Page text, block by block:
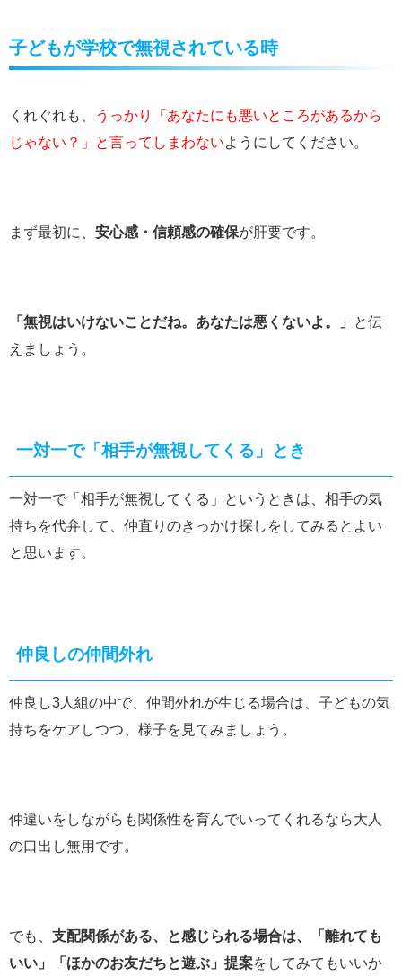
子どもが学校で無視されている時
くれぐれも、
うっかり「あなたにも悪いところがあるから
じゃない？」と言ってしまわないようにしてください。
まず最初に、 安心感・信頼感の確保が肝要です。
「無視はいけないことだね。あなたは悪くないよ。」
と伝
えましょう。
一対一で「相手が無視してくる」とき
一対一で「相手が無視してくる」というときは、相手の気
持ちを代弁して、仲直りのきっかけ探しをしてみるとよい
と思います。
仲良しの仲間外れ
仲良し3人組の中で、仲間外れが生じる場合は、子どもの気
持ちをケアしつつ、様子を見てみましょう。
仲違いをしながらも関係性を育んでいってくれるなら大人
の口出し無用です。
でも、 支配関係がある、と感じられる場合は、「離れても
いい」「ほかのお友だちと遊ぶ」提案をしてみてもいいか